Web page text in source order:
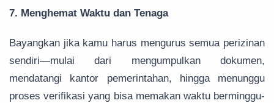
7. Menghemat Waktu dan Tenaga
Bayangkan jika kamu harus mengurus semua perizinan
sendiri—mulai dari mengumpulkan dokumen,
mendatangi kantor pemerintahan, hingga menunggu
proses verifikasi yang bisa memakan waktu berminggu-